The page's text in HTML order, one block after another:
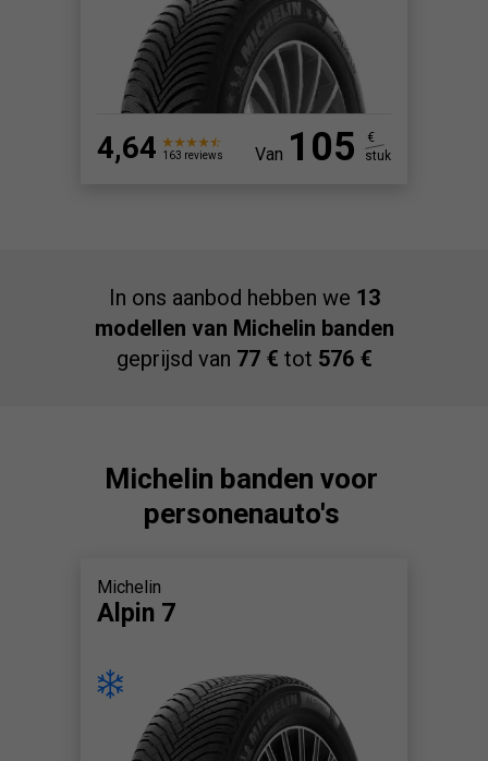
4,64 163 reviews Van 105
€
stuk
In ons aanbod hebben we 13
modellen van Michelin banden
geprijsd van 77 € tot 576 €
Michelin banden voor
personenauto's
Michelin
Alpin 7